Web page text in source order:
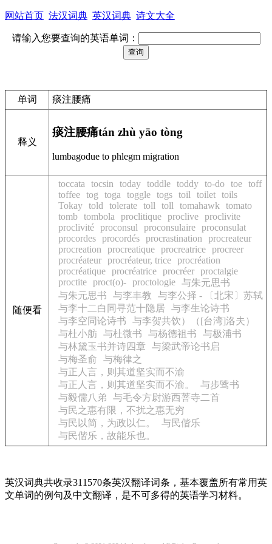
网站首页 法汉词典 英汉词典 诗文大全
请输入您要查询的英语单词：
单词 痰注腰痛
释义
痰注腰痛tán zhù yāo tòng
lumbagodue to phlegm migration
随便看
toccata tocsin today toddle toddy to-do toe toff
toffee tog toga toggle togs toil toilet toils
Tokay told tolerate toll toll tomahawk
tomato
tomb tombola proclitique proclive proclivite
proclivité proconsul proconsulaire proconsulat
procordes procordés procrastination
procreateur
procreation
procreatique procreatrice procreer
procréateur procréateur, trice procréation
procréatique procréatrice procréer proctalgie
proctite proct(o)- proctologie 与朱元思书
与朱元思书
与李丰教
与李公择 - 〔北宋〕苏轼
与李十二白同寻范十隐居
与李生论诗书
与李空同论诗书
与李贺共饮）（[台湾]洛夫）
与杜小舫 与杜微书 与杨德祖书
与极浦书
与林黛玉书并诗四章
与梁武帝论书启
与梅圣俞
与梅律之
与正人言，则其道坚实而不渝
与正人言，则其道坚实而不渝。
与步骘书
与毅儒八弟
与毛令方尉游西菩寺二首
与民之惠有限，不扰之惠无穷
与民以简，为政以仁。
与民偕乐
与民偕乐，故能乐也。
英汉词典共收录311570条英汉翻译词条，基本覆盖所有常用英
文单词的例句及中文翻译，是不可多得的英语学习材料。